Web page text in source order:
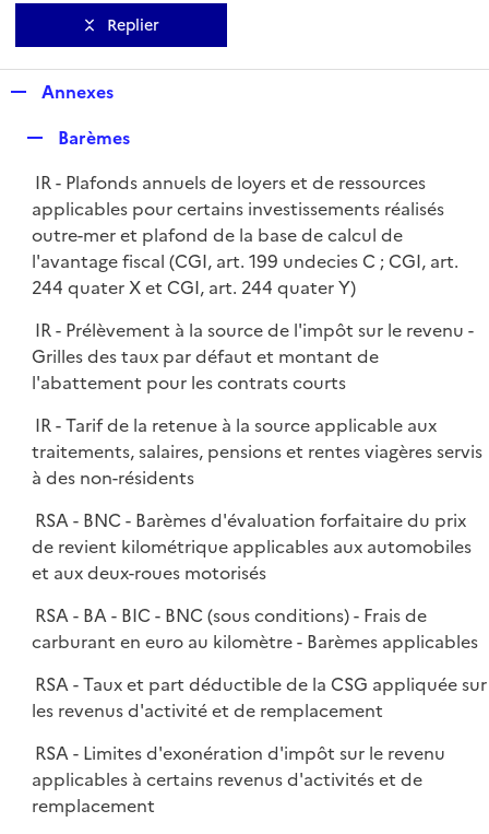
Replier
p
e
r
Annexes
p
l
i
e
r
Barèmes
IR - Plafonds annuels de loyers et de ressources
applicables pour certains investissements réalisés
outre-mer et plafond de la base de calcul de
l'avantage fiscal (CGI, art. 199 undecies C ; CGI, art.
244 quater X et CGI, art. 244 quater Y)
IR - Prélèvement à la source de l'impôt sur le revenu -
Grilles des taux par défaut et montant de
l'abattement pour les contrats courts
IR - Tarif de la retenue à la source applicable aux
traitements, salaires, pensions et rentes viagères servis
à des non-résidents
RSA - BNC - Barèmes d'évaluation forfaitaire du prix
de revient kilométrique applicables aux automobiles
et aux deux-roues motorisés
RSA - BA - BIC - BNC (sous conditions) - Frais de
carburant en euro au kilomètre - Barèmes applicables
RSA - Taux et part déductible de la CSG appliquée sur
les revenus d'activité et de remplacement
RSA - Limites d'exonération d'impôt sur le revenu
applicables à certains revenus d'activités et de
remplacement